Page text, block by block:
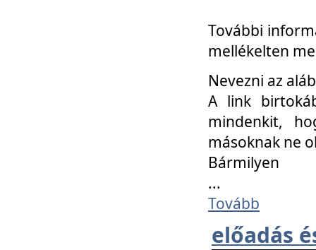
További
mellékelten
Nevezni az
A link
mindenkit,
másoknak ne
Bármilyen
...
Tovább
előadás